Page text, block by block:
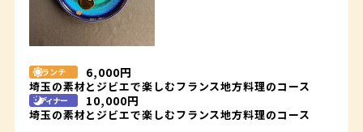
ランチ
埼玉の素材とジビエで楽しむフランス地方料理のコース
6,000円
ディナー
埼玉の素材とジビエで楽しむフランス地方料理のコース
10,000円